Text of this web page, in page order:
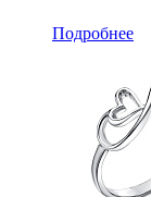
Подробнее